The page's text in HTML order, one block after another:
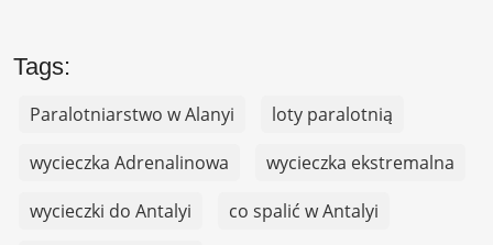
Tags:
Paralotniarstwo w Alanyi
loty paralotnią
wycieczka Adrenalinowa
wycieczka ekstremalna
wycieczki do Antalyi
co spalić w Antalyi